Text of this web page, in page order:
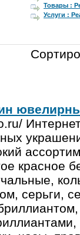
Товары :
Услуги :
красное
серьги,